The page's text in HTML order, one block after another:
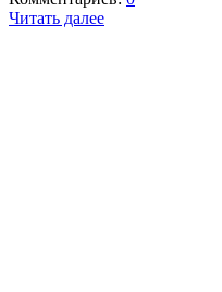
Читать далее